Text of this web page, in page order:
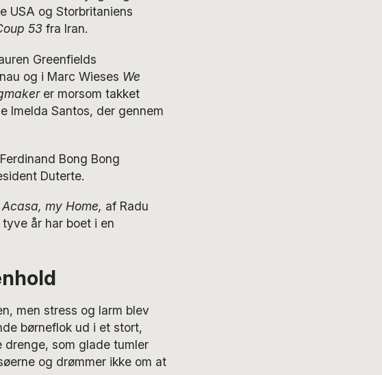
USA og Storbritaniens
53 fra Iran.
Greenfields
og i Marc Wieses We
er morsom takket
Imelda Santos, der gennem
Bong Bong
Duterte.
Acasa, my Home, af Radu
år har boet i en
men stress og larm blev
børneflok ud i et stort,
drenge, som glade tumler
og drømmer ikke om at